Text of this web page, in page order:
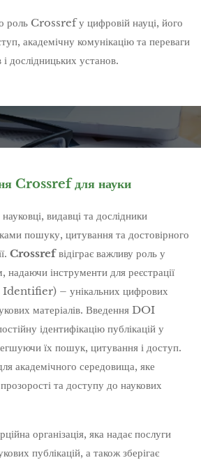
роль Crossref у цифровій науці, його
академічну комунікацію та переваги
і дослідницьких установ.
Crossref для науки
видавці та дослідники
пошуку, цитування та достовірного
Crossrefвідіграє важливу роль у
надаючи інструменти для реєстрації
– унікальних цифрових
матеріалів. Введення DOI
ідентифікацію публікацій у
їх пошук, цитування і доступ.
академічного середовища, яке
та доступу до наукових
організація, яка надає послуги
публікацій, а також зберігає